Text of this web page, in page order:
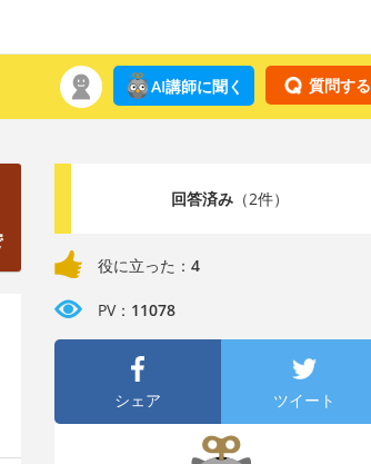
質問する
AI講師に聞く
回答済み（2件）
役に立った： 4
PV： 11078
シェア ツイート